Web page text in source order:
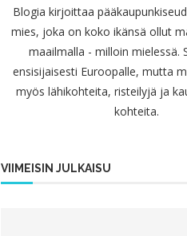
Blogia kirjoittaa
mies, joka on koko ikänsä ollut
maailmalla - milloin mielessä.
ensisijaisesti Euroopalle, mutta
myös lähikohteita, risteilyjä ja
kohteita.
VIIMEISIN JULKAISU